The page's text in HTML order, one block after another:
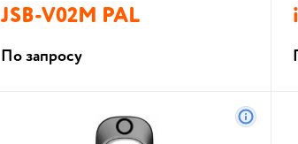
JSB-V02M PAL
По запросу